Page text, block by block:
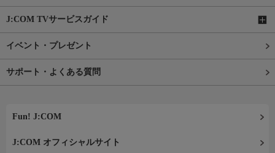
J:COM TVサービスガイド
イベント・プレゼント
サポート・よくある質問
Fun! J:COM
J:COM オフィシャルサイト